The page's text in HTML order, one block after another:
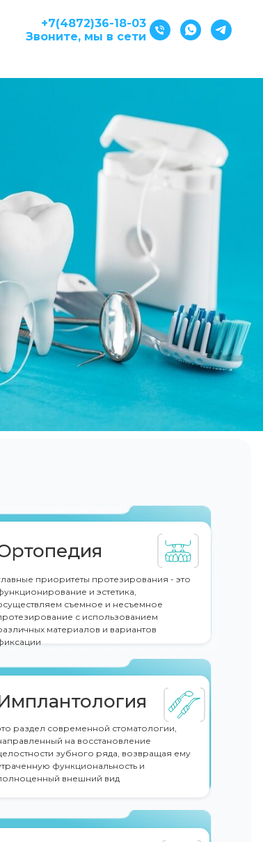
+7(4872)36-18-03
Звоните, мы в сети
приоритеты протезирования - это
и эстетика,
съемное и несъемное
с использованием
материалов и вариантов
раздел современной стоматологии,
на восстановление
зубного ряда, возвращая ему
функциональность и
внешний вид